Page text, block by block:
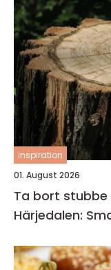
inspiration
01. August 2026
Ta bort
Härjedalen: